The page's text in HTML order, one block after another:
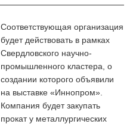
Соответствующая организация
будет действовать в рамках
Свердловского научно-
промышленного кластера, о
создании которого объявили
на выставке «Иннопром».
Компания будет закупать
прокат у металлургических